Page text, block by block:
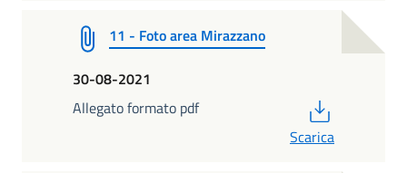
11 - Foto area Mirazzano
30-08-2021
Allegato formato pdf
Scarica